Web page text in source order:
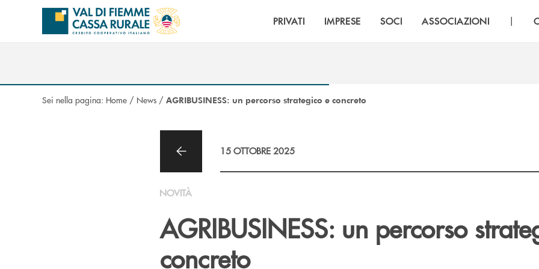
Salta al contenuto principale
PRIVATI IMPRESE SOCI ASSOCIAZIONI |
Sei nella pagina: Home / News / AGRIBUSINESS: un percorso strategico e concreto
15 OTTOBRE 2025
NOVITÀ
AGRIBUSINESS: un percorso
concreto